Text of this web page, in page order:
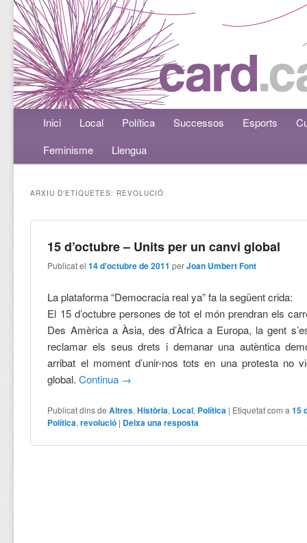
Menú principalAneu al contingut principal
Aneu al contingut secundari
Inici Local Política Successos Esports
Feminisme
Llengua
ARXIU D'ETIQUETES: REVOLUCIÓ
15 d’octubre – Units per un canvi global
Publicat el14 d'octubre de 2011 perJoan Umbert Font
La plataforma “Democracia real ya” fa la següent crida:
El 15 d’octubre persones de tot el món prendran els
Des Amèrica a Àsia, des d’Àfrica a Europa, la gent
reclamar els seus drets i demanar una autèntica
arribat el moment d’unir-nos tots en una protesta no
global.Continua →
Publicat dins de Altres,Història, Local, Política | Etiquetat com a 15
Política,revolució | Deixa una resposta